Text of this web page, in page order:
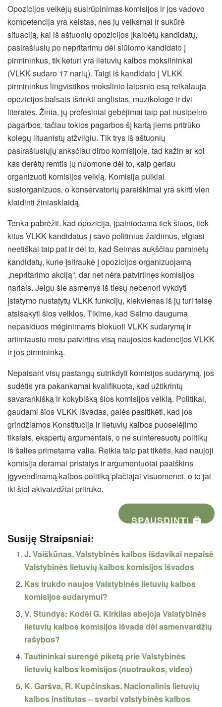
Opozicijos veikėjų susirūpinimas komisijos ir jos vadovo
kompetencija yra keistas, nes jų veiksmai ir sukūrė
situaciją, kai iš aštuonių opozicijos įkalbėtų kandidatų,
pasirašiusių po nepritarimu dėl siūlomo kandidato į
pirmininkus, tik keturi yra lietuvių kalbos mokslininkai
(VLKK sudaro 17 narių). Taigi iš kandidato į VLKK
pirmininkus lingvistikos mokslinio laipsnio esą reikalauja
opozicijos balsais išrinkti anglistas, muzikologė ir dvi
literatės. Žinia, jų profesiniai gebėjimai taip pat nusipelno
pagarbos, tačiau tokios pagarbos šį kartą jiems pritrūko
kolegų lituanistų atžvilgiu. Tik trys iš aštuonių
pasirašiusiųjų anksčiau dirbo komisijoje, tad kažin ar kol
kas derėtų remtis jų nuomone dėl to, kaip geriau
organizuoti komisijos veiklą. Komisija puikiai
susiorganizuos, o konservatorių pareiškimai yra skirti vien
klaidinti žiniasklaidą.
Tenka pabrėžti, kad opozicija, įpainiodama tiek šiuos, tiek
kitus VLKK kandidatus į savo politinius žaidimus, elgiasi
neetiškai taip pat ir dėl to, kad Seimas aukščiau paminėtų
kandidatų, kurie įsitraukė į opozicijos organizuojamą
„nepritarimo akciją“, dar net nėra patvirtinęs komisijos
nariais. Jeigu šie asmenys iš tiesų nebenori vykdyti
įstatymo nustatytų VLKK funkcijų, kiekvienas iš jų turi teisę
atsisakyti šios veiklos. Tikime, kad Seimo dauguma
nepasiduos mėginimams blokuoti VLKK sudarymą ir
artimiausiu metu patvirtins visą naujosios kadencijos VLKK
ir jos pirmininką.
Nepaisant visų pastangų sutrikdyti komisijos sudarymą, jos
sudėtis yra pakankamai kvalifikuota, kad užtikrintų
savarankišką ir kokybišką šios komisijos veiklą. Politikai,
gaudami šios VLKK išvadas, galės pasitikėti, kad jos
grindžiamos Konstitucija ir lietuvių kalbos puoselėjimo
tikslais, ekspertų argumentais, o ne suinteresuotų politikų
iš šalies primetama valia. Reikia taip pat tikėtis, kad naujoji
komisija deramai pristatys ir argumentuotai paaiškins
įgyvendinamą kalbos politiką plačiajai visuomenei, o to jai
iki šiol akivaizdžiai pritrūko.
SPAUSDINTI 🖨
Susiję Straipsniai:
J. Vaiškūnas. Valstybinės kalbos išdavikai nepaisė
Valstybinės lietuvių kalbos komisijos išvados
Kas trukdo naujos Valstybinės lietuvių kalbos
komisijos sudarymui?
V. Stundys: Kodėl G. Kirkilas abejoja Valstybinės
lietuvių kalbos komisijos išvada dėl asmenvardžių
rašybos?
Tautininkai surengė piketą prie Valstybinės
lietuvių kalbos komisijos (nuotraukos, video)
K. Garšva, R. Kupčinskas. Nacionalinis lietuvių
kalbos institutas – svarbi valstybinės kalbos